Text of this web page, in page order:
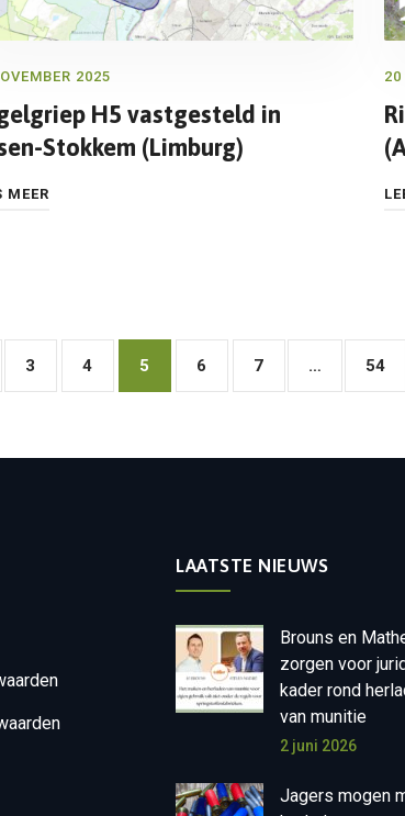
2025
H5 vastgesteld in
Stokkem (Limburg)
MEER
20
3 4 5 6 7 … 54
LAATSTE NIEUWS
Brouns en
zorgen voor
kader rond
van munitie
2 juni 2026
Jagers mogen